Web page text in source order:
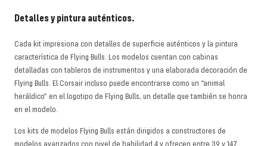
Detalles y pintura auténticos.
Cada kit impresiona con detalles de superficie auténticos y la pintura
característica de Flying Bulls. Los modelos cuentan con cabinas
detalladas con tableros de instrumentos y una elaborada decoración de
Flying Bulls. El Corsair incluso puede encontrarse como un “animal
heráldico” en el logotipo de Flying Bulls, un detalle que también se honra
en el modelo.
Los kits de modelos Flying Bulls están dirigidos a constructores de